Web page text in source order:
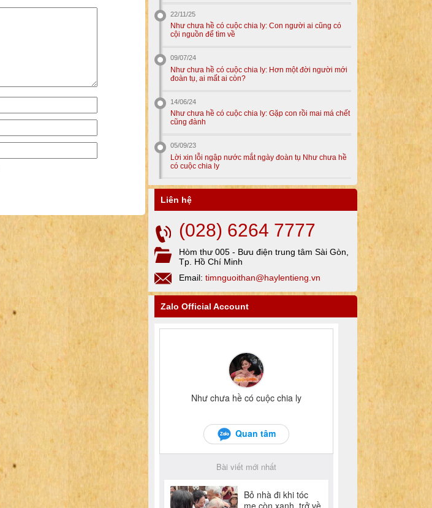
22/11/25
Như chưa hề có cuộc chia ly: Con người ai cũng có
cội nguồn để tìm về
09/07/24
Như chưa hề có cuộc chia ly: Hơn một đời người mới
đoàn tụ, ai mất ai còn?
14/06/24
Như chưa hề có cuộc chia ly: Gặp con rồi mai má chết
cũng đành
05/09/23
Lời xin lỗi ngập nước mắt ngày đoàn tụ Như chưa hề
có cuộc chia ly
Liên hệ
(028) 6264 7777
Hòm thư 005 - Bưu điện trung tâm Sài Gòn,
Tp. Hồ Chí Minh
Email: timnguoithan@haylentieng.vn
Zalo Official Account